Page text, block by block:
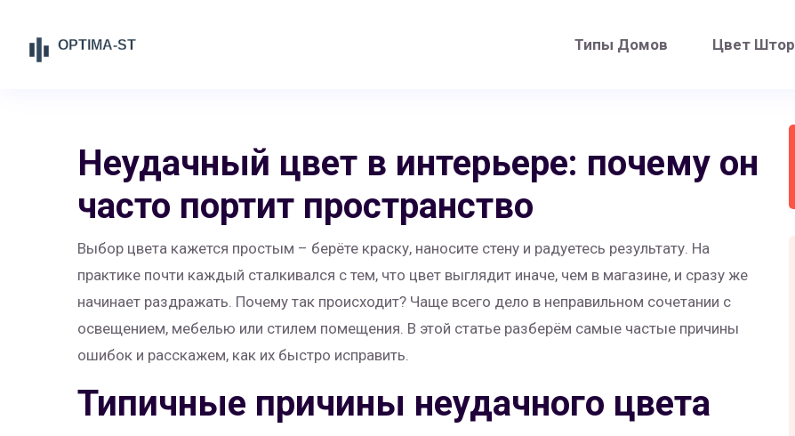
Типы Домов Цвет Штор
Неудачный цвет в интерьере: почему он
часто портит пространство
Выбор цвета кажется простым – берёте краску, наносите стену и радуетесь результату. На
практике почти каждый сталкивался с тем, что цвет выглядит иначе, чем в магазине, и сразу же
начинает раздражать. Почему так происходит? Чаще всего дело в неправильном сочетании с
освещением, мебелью или стилем помещения. В этой статье разберём самые частые причины
ошибок и расскажем, как их быстро исправить.
Типичные причины неудачного цвета